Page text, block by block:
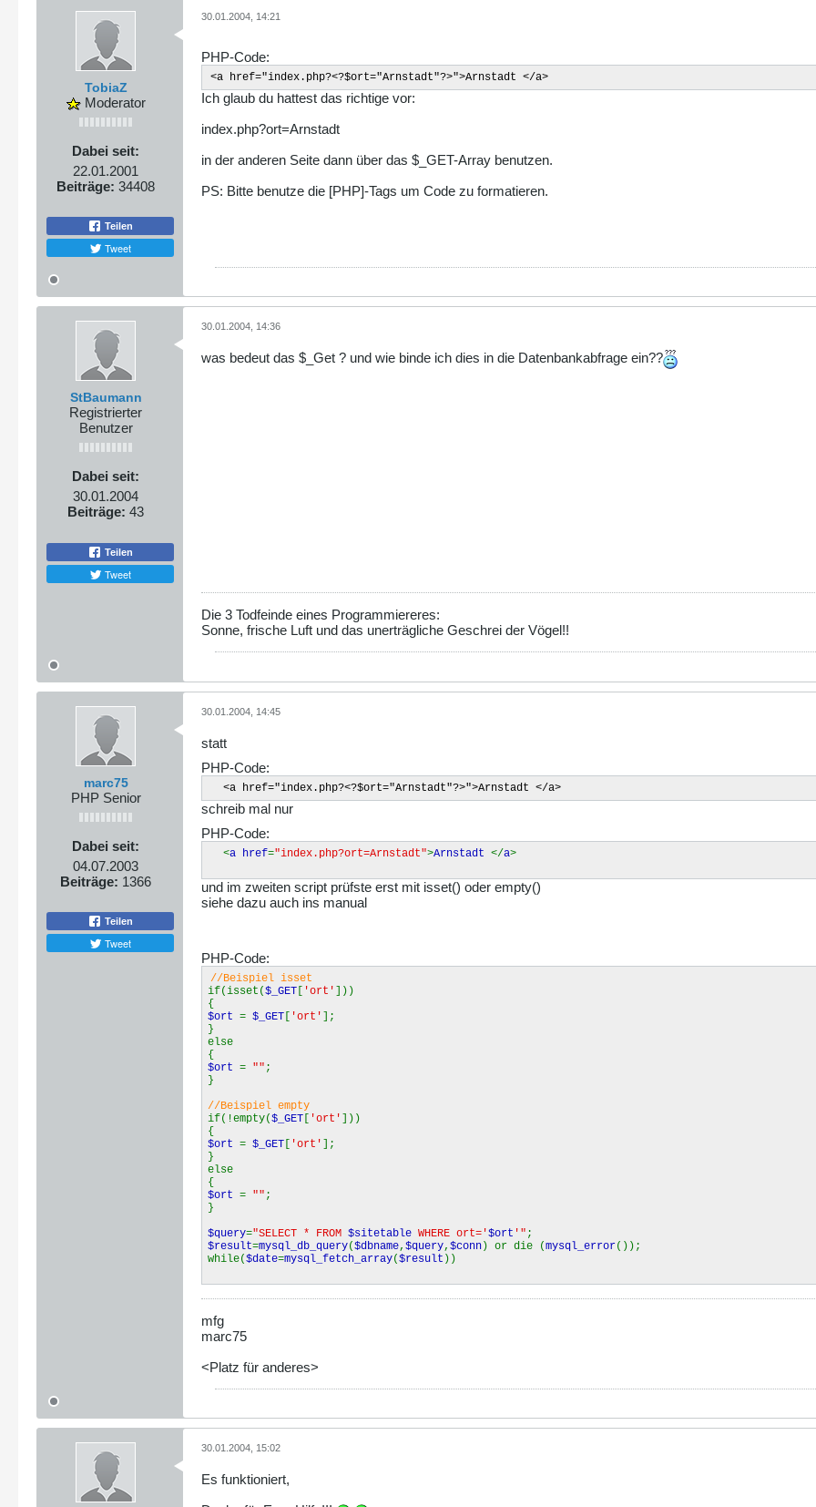
TobiaZ
Moderator
Dabei seit:
22.01.2001
Beiträge: 34408
Teilen
Tweet
30.01.2004, 14:21
PHP-Code:
<a href="index.php?<?$ort="Arnstadt"?>">Arnstadt </a>
Ich glaub du hattest das richtige vor:
index.php?ort=Arnstadt
in der anderen Seite dann über das $_GET-Array benutzen.
PS: Bitte benutze die [PHP]-Tags um Code zu formatieren.
StBaumann
Registrierter
Benutzer
Dabei seit:
30.01.2004
Beiträge: 43
Teilen
Tweet
30.01.2004, 14:36
was bedeut das $_Get ? und wie binde ich dies in die Datenbankabfrage ein??
Die 3 Todfeinde eines Programmiereres:
Sonne, frische Luft und das unerträgliche Geschrei der Vögel!!
marc75
PHP Senior
Dabei seit:
04.07.2003
Beiträge: 1366
Teilen
Tweet
30.01.2004, 14:45
statt
PHP-Code:
<a href="index.php?<?$ort="Arnstadt"?>">Arnstadt </a>
schreib mal nur
PHP-Code:
<a href="index.php?ort=Arnstadt">Arnstadt </a>
und im zweiten script prüfste erst mit isset() oder empty()
siehe dazu auch ins manual
PHP-Code:
//Beispiel isset
if(isset($_GET [ 'ort' ]))
{
$ort = $_GET [ 'ort' ];
}
else
{
$ort = "" ;
}
//Beispiel empty
if(!empty($_GET [ 'ort' ]))
{
$ort = $_GET [ 'ort' ];
}
else
{
$ort = "" ;
}
$query="SELECT * FROM $sitetable WHERE ort='$ort '" ;
$result=mysql_db_query($dbname, $query, $conn) or die (mysql_error());
while($date=mysql_fetch_array($result ))
mfg
marc75
<Platz für anderes>
30.01.2004, 15:02
Es funktioniert,